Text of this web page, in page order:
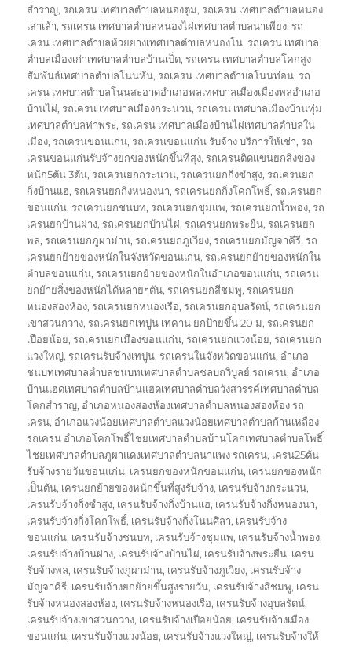
สำราญ,รถเครน เทศบาลตำบลหนองตูม,รถเครน เทศบาลตำบลหนอง
เสาเล้า,รถเครน เทศบาลตำบลหนองไผ่เทศบาลตำบลนาเพียง,รถ
เครน เทศบาลตำบลห้วยยางเทศบาลตำบลหนองโน,รถเครน เทศบาล
ตำบลเมืองเก่าเทศบาลตำบลบ้านเป็ด,รถเครน เทศบาลตำบลโคกสูง
สัมพันธ์เทศบาลตำบลโนนหัน,รถเครน เทศบาลตำบลโนนท่อน,รถ
เครน เทศบาลตำบลโนนสะอาดอำเภอพลเทศบาลเมืองเมืองพลอำเภอ
บ้านไผ่,รถเครน เทศบาลเมืองกระนวน,รถเครน เทศบาลเมืองบ้านทุ่ม
เทศบาลตำบลท่าพระ,รถเครน เทศบาลเมืองบ้านไผ่เทศบาลตำบลใน
เมือง,รถเครนขอนแก่น,รถเครนขอนแก่น รับจ้าง บริการให้เช่า,รถ
เครนขอนแก่นรับจ้างยกของหนักขึ้นที่สุง,รถเครนติดแขนยกสิ่งของ
หนัก5ตัน 3ตัน,รถเครนยกกระนวน,รถเครนยกกิ่งซำสูง,รถเครนยก
กิ่งบ้านแฮ,รถเครนยกกิ่งหนองนา,รถเครนยกกิ่งโคกโพธิ์,รถเครนยก
ขอนแก่น,รถเครนยกชนบท,รถเครนยกชุมแพ,รถเครนยกน้ำพอง,รถ
เครนยกบ้านฝาง,รถเครนยกบ้านไผ่,รถเครนยกพระยืน,รถเครนยก
พล,รถเครนยกภูผาม่าน,รถเครนยกภูเวียง,รถเครนยกมัญจาคีรี,รถ
เครนยกย้ายของหนักในจังหวัดขอนแก่น,รถเครนยกย้ายของหนักใน
ตำบลขอนแก่น,รถเครนยกย้ายของหนักในอำเภอขอนแก่น,รถเครน
ยกย้ายสิ่งของหนักได้หลายๆตัน,รถเครนยกสีชมพู,รถเครนยก
หนองสองห้อง,รถเครนยกหนองเรือ,รถเครนยกอุบลรัตน์,รถเครนยก
เขาสวนกวาง,รถเครนยกเทปูน เทคาน ยกป้ายขึ้น 20 ม,รถเครนยก
เปือยน้อย,รถเครนยกเมืองขอนแก่น,รถเครนยกแวงน้อย,รถเครนยก
แวงใหญ่,รถเครนรับจ้างเทปูน,รถเครนในจังหวัดขอนแก่น, อำเภอ
ชนบทเทศบาลตำบลชนบทเทศบาลตำบลชลบถวิบูลย์ รถเครน, อำเภอ
บ้านแฮดเทศบาลตำบลบ้านแฮดเทศบาลตำบลวังสวรรค์เทศบาลตำบล
โคกสำราญ, อำเภอหนองสองห้องเทศบาลตำบลหนองสองห้อง รถ
เครน, อำเภอแวงน้อยเทศบาลตำบลแวงน้อยเทศบาลตำบลก้านเหลือง
รถเครน อำเภอโคกโพธิ์ไชยเทศบาลตำบลบ้านโคกเทศบาลตำบลโพธิ์
ไชยเทศบาลตำบลภูผาแดงเทศบาลตำบลนาแพง รถเครน, เครน25ตัน
รับจ้างรายวันขอนแก่น, เครนยกของหนักขอนแก่น, เครนยกของหนัก
เป็นตัน, เครนยกย้ายของหนักขึ้นที่สูงรับจ้าง, เครนรับจ้างกระนวน,
เครนรับจ้างกิ่งซำสูง, เครนรับจ้างกิ่งบ้านแฮ, เครนรับจ้างกิ่งหนองนา,
เครนรับจ้างกิ่งโคกโพธิ์, เครนรับจ้างกิ่งโนนศิลา, เครนรับจ้าง
ขอนแก่น, เครนรับจ้างชนบท, เครนรับจ้างชุมแพ, เครนรับจ้างน้ำพอง,
เครนรับจ้างบ้านฝาง, เครนรับจ้างบ้านไผ่, เครนรับจ้างพระยืน, เครน
รับจ้างพล, เครนรับจ้างภูผาม่าน, เครนรับจ้างภูเวียง, เครนรับจ้าง
มัญจาคีรี, เครนรับจ้างยกย้ายขึ้นสูงรายวัน, เครนรับจ้างสีชมพู, เครน
รับจ้างหนองสองห้อง, เครนรับจ้างหนองเรือ, เครนรับจ้างอุบลรัตน์,
เครนรับจ้างเขาสวนกวาง, เครนรับจ้างเปือยน้อย, เครนรับจ้างเมือง
ขอนแก่น, เครนรับจ้างแวงน้อย, เครนรับจ้างแวงใหญ่, เครนรับจ้างให้